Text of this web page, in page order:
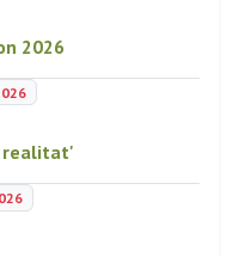
2026
realitat'